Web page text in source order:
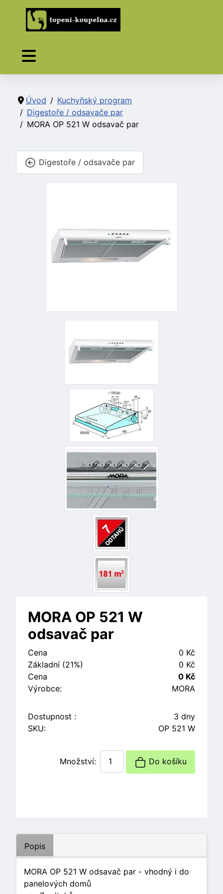
Úvod
Kuchyňský program
Digestoře / odsavače par
MORA OP 521 W odsavač par
Digestoře / odsavače par
MORA OP 521 W
odsavač par
Cena
0 Kč
Základní (21%)
0 Kč
Cena
0 Kč
Výrobce:
MORA
Dostupnost :
3 dny
SKU:
OP 521 W
Množství: Do košíku
Popis
MORA OP 521 W odsavač par - vhodný i do
panelových domů